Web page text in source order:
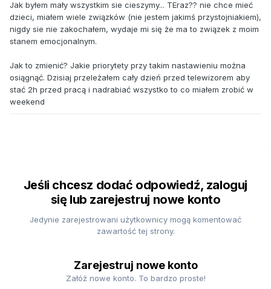
Jak byłem mały wszystkim sie cieszymy... TEraz?? nie chce mieć
dzieci, miałem wiele związków (nie jestem jakimś przystojniakiem),
nigdy sie nie zakochałem, wydaje mi się że ma to związek z moim
stanem emocjonalnym.
Jak to zmienić? Jakie priorytety przy takim nastawieniu można
osiągnąć. Dzisiaj przeleżałem cały dzień przed telewizorem aby
stać 2h przed pracą i nadrabiać wszystko to co miałem zrobić w
weekend
Jeśli chcesz dodać odpowiedź, zaloguj
się lub zarejestruj nowe konto
Jedynie zarejestrowani użytkownicy mogą komentować
zawartość tej strony.
Zarejestruj nowe konto
Załóż nowe konto. To bardzo proste!